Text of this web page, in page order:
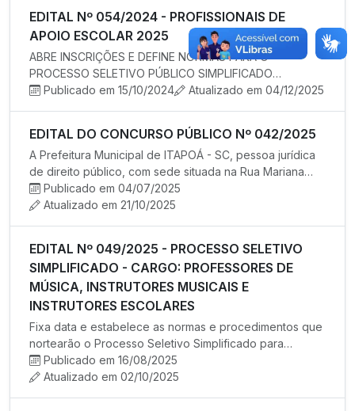
EDITAL Nº 054/2024 - PROFISSIONAIS DE
APOIO ESCOLAR 2025
ABRE INSCRIÇÕES E DEFINE NORMAS PARA O
PROCESSO SELETIVO PÚBLICO SIMPLIFICADO
DESTINADO À SELEÇÃO E CONTRATAÇÃO DE PROFI…
Publicado em 15/10/2024 Atualizado em 04/12/2025
EDITAL DO CONCURSO PÚBLICO Nº 042/2025
A Prefeitura Municipal de ITAPOÁ - SC, pessoa jurídica
de direito público, com sede situada na Rua Mariana
Michels Borge…
Publicado em 04/07/2025
Atualizado em 21/10/2025
EDITAL Nº 049/2025 - PROCESSO SELETIVO
SIMPLIFICADO - CARGO: PROFESSORES DE
MÚSICA, INSTRUTORES MUSICAIS E
INSTRUTORES ESCOLARES
Fixa data e estabelece as normas e procedimentos que
nortearão o Processo Seletivo Simplificado para
contratação de Prof…
Publicado em 16/08/2025
Atualizado em 02/10/2025